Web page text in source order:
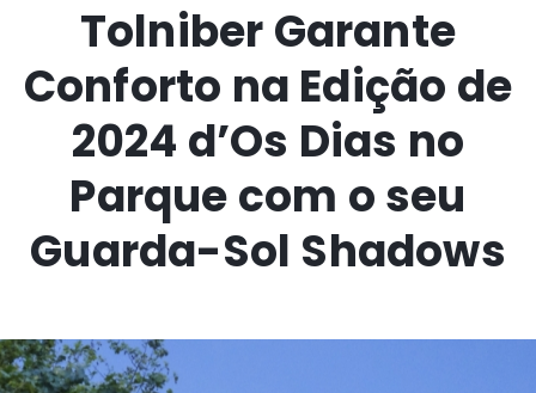
Tolniber Garante
Conforto na Edição de
2024 d’Os Dias no
Parque com o seu
Guarda-Sol Shadows